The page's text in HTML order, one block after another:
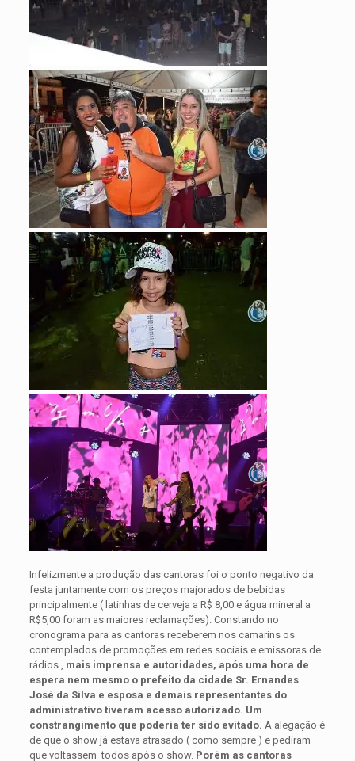
Infelizmente a produção das cantoras foi o ponto negativo da
festa juntamente com os preços majorados de bebidas
principalmente ( latinhas de cerveja a R$ 8,00 e água mineral a
R$5,00 foram as maiores reclamações). Constando no
cronograma para as cantoras receberem nos camarins os
contemplados de promoções em redes sociais e emissoras de
rádios , mais imprensa e autoridades, após uma hora de
espera nem mesmo o prefeito da cidade Sr. Ernandes
José da Silva e esposa e demais representantes do
administrativo tiveram acesso autorizado. Um
constrangimento que poderia ter sido evitado. A alegação é
de que o show já estava atrasado ( como sempre ) e pediram
que voltassem todos após o show. Porém as cantoras